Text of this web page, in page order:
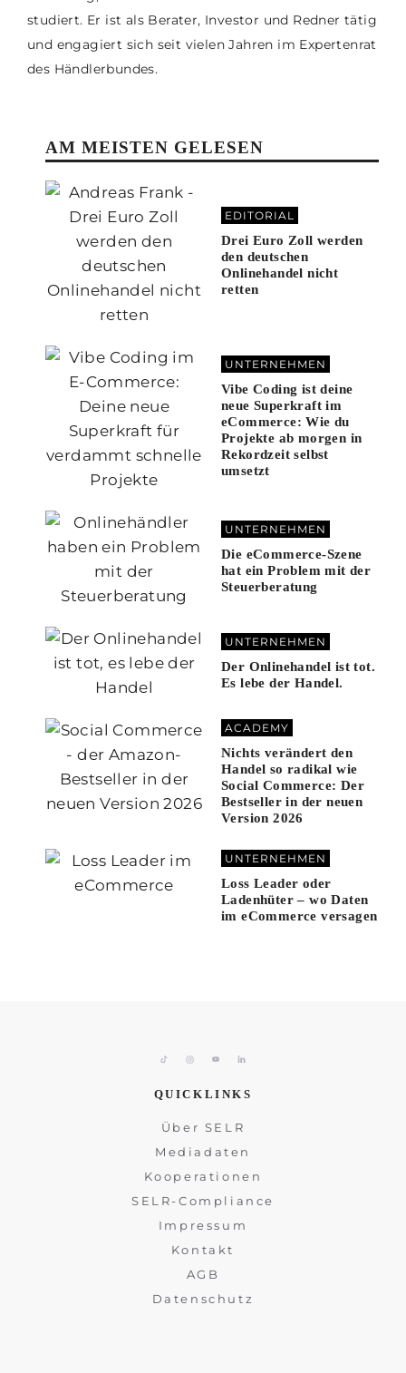
studiert. Er ist als Berater, Investor und Redner tätig
und engagiert sich seit vielen Jahren im Expertenrat
des Händlerbundes.
AM MEISTEN GELESEN
EDITORIAL
Drei Euro Zoll werden
den deutschen
Onlinehandel nicht
retten
UNTERNEHMEN
Vibe Coding ist deine
neue Superkraft im
eCommerce: Wie du
Projekte ab morgen in
Rekordzeit selbst
umsetzt
UNTERNEHMEN
Die eCommerce-Szene
hat ein Problem mit der
Steuerberatung
UNTERNEHMEN
Der Onlinehandel ist tot.
Es lebe der Handel.
ACADEMY
Nichts verändert den
Handel so radikal wie
Social Commerce: Der
Bestseller in der neuen
Version 2026
UNTERNEHMEN
Loss Leader oder
Ladenhüter – wo Daten
im eCommerce versagen
QUICKLINKS
Über SELR
Mediadaten
Kooperationen
SELR-Compliance
Impressum
Kontakt
AGB
Datenschutz